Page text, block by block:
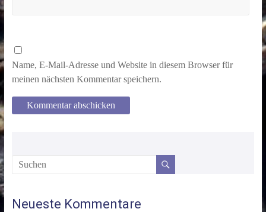
Name, E-Mail-Adresse und Website in diesem Browser für
meinen nächsten Kommentar speichern.
Neueste Kommentare